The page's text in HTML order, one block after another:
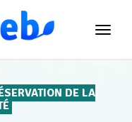
DE LA